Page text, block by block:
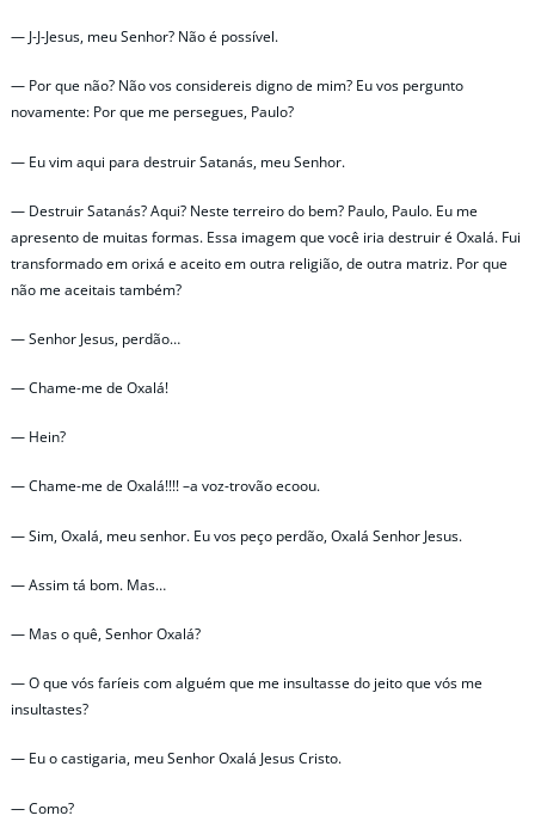
— J-J-Jesus, meu Senhor? Não é possível.
— Por que não? Não vos considereis digno de mim? Eu vos pergunto
novamente: Por que me persegues, Paulo?
— Eu vim aqui para destruir Satanás, meu Senhor.
— Destruir Satanás? Aqui? Neste terreiro do bem? Paulo, Paulo. Eu me
apresento de muitas formas. Essa imagem que você iria destruir é Oxalá. Fui
transformado em orixá e aceito em outra religião, de outra matriz. Por que
não me aceitais também?
— Senhor Jesus, perdão…
— Chame-me de Oxalá!
— Hein?
— Chame-me de Oxalá!!!! –a voz-trovão ecoou.
— Sim, Oxalá, meu senhor. Eu vos peço perdão, Oxalá Senhor Jesus.
— Assim tá bom. Mas…
— Mas o quê, Senhor Oxalá?
— O que vós faríeis com alguém que me insultasse do jeito que vós me
insultastes?
— Eu o castigaria, meu Senhor Oxalá Jesus Cristo.
— Como?